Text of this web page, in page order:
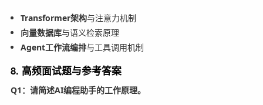
Transformer架构与注意力机制
向量数据库与语义检索原理
Agent工作流编排与工具调用机制
8. 高频面试题与参考答案
Q1：请简述AI编程助手的工作原理。